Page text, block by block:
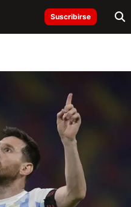
Suscribirse